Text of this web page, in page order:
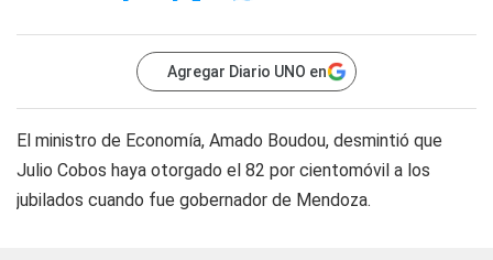
Agregar Diario UNO en
El ministro de Economía, Amado Boudou, desmintió que
Julio Cobos haya otorgado el 82 por cientomóvil a los
jubilados cuando fue gobernador de Mendoza.